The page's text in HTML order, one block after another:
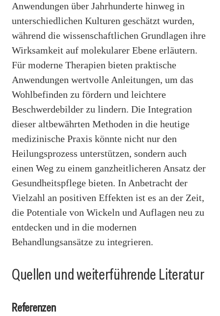
Anwendungen über Jahrhunderte hinweg in
unterschiedlichen Kulturen geschätzt wurden,
während die wissenschaftlichen Grundlagen ihre
Wirksamkeit auf molekularer Ebene erläutern.
Für moderne Therapien bieten praktische
Anwendungen wertvolle Anleitungen, um das
Wohlbefinden zu fördern und leichtere
Beschwerdebilder zu lindern. Die Integration
dieser altbewährten Methoden in die heutige
medizinische Praxis könnte nicht nur den
Heilungsprozess unterstützen, sondern auch
einen Weg zu einem ganzheitlicheren Ansatz der
Gesundheitspflege bieten. In Anbetracht der
Vielzahl an positiven Effekten ist es an der Zeit,
die Potentiale von Wickeln und Auflagen neu zu
entdecken und in die modernen
Behandlungsansätze zu integrieren.
Quellen und weiterführende Literatur
Referenzen